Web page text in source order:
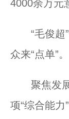
4000余万元
“毛俊超”
众来“点单”。
聚焦发展
项“综合能